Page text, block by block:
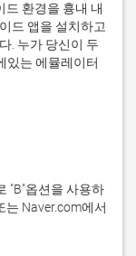
환경을 흉내 내
드 앱을 설치하고
. 누가 당신이 두
있는 에뮬레이터
는 Naver.com에서